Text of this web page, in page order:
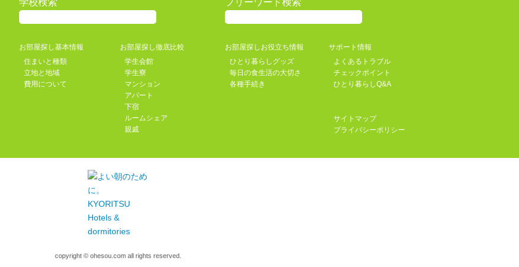
学校検索 フリーワード検索
お部屋探し基本情報
住まいと種類
立地と地域
費用について
お部屋探し徹底比較
学生会館
学生寮
マンション
アパート
下宿
ルームシェア
親戚
お部屋探しお役立ち情報
ひとり暮らしグッズ
毎日の食生活の大切さ
各種手続き
サポート情報
よくあるトラブル
チェックポイント
ひとり暮らしQ&A
サイトマップ
プライバシーポリシー
copyright © ohesou.com all rights reserved.